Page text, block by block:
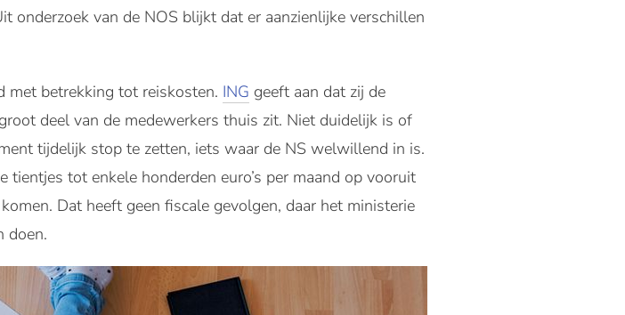
onderzoek van de NOS blijkt dat er aanzienlijke verschillen
met betrekking tot reiskosten. ING geeft aan dat zij de
deel van de medewerkers thuis zit. Niet duidelijk is of
tijdelijk stop te zetten, iets waar de NS welwillend in is.
tot enkele honderden euro’s per maand op vooruit
Dat heeft geen fiscale gevolgen, daar het ministerie
doen.